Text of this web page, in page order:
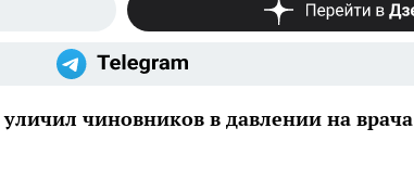
чиновников в давлении на врача